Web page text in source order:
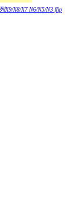
X9/X8/X7 N6/N5/N3 flip